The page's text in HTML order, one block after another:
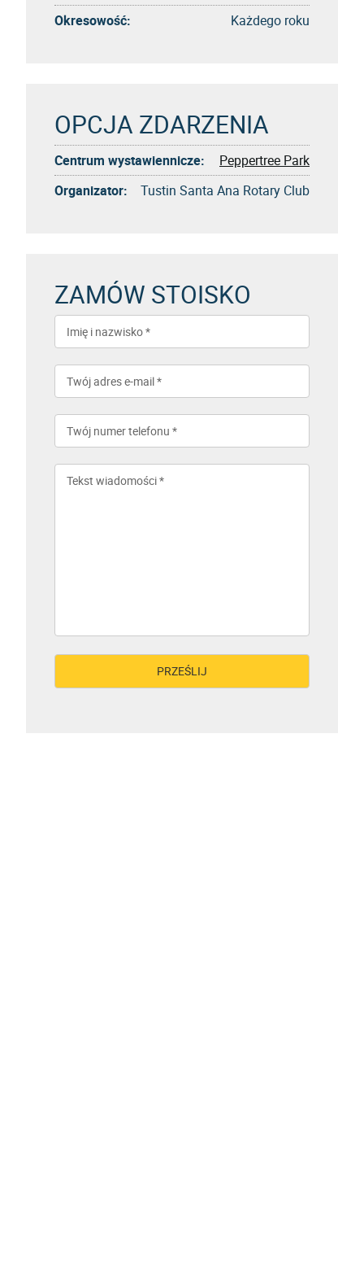
Okresowość:
Każdego roku
OPCJA ZDARZENIA
Centrum wystawiennicze:
Peppertree Park
Organizator:
Tustin Santa Ana Rotary Club
ZAMÓW STOISKO